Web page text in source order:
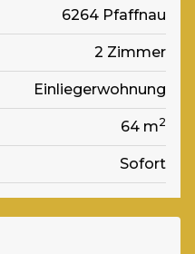
6264 Pfaffnau
2 Zimmer
Einliegerwohnung
64 m2
Sofort